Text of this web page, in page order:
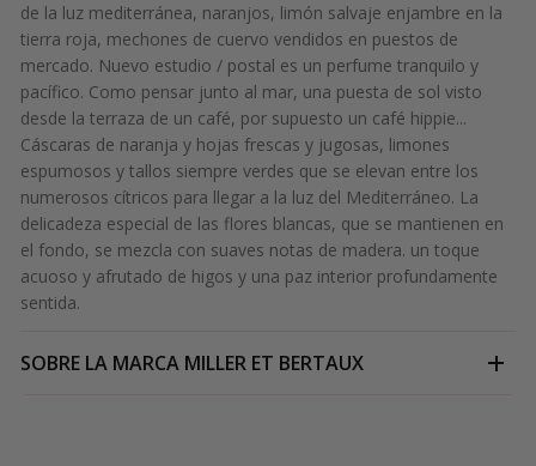
de la luz mediterránea, naranjos, limón salvaje enjambre en la
tierra roja, mechones de cuervo vendidos en puestos de
mercado. Nuevo estudio / postal es un perfume tranquilo y
pacífico. Como pensar junto al mar, una puesta de sol visto
desde la terraza de un café, por supuesto un café hippie...
Cáscaras de naranja y hojas frescas y jugosas, limones
espumosos y tallos siempre verdes que se elevan entre los
numerosos cítricos para llegar a la luz del Mediterráneo. La
delicadeza especial de las flores blancas, que se mantienen en
el fondo, se mezcla con suaves notas de madera. un toque
acuoso y afrutado de higos y una paz interior profundamente
sentida.
SOBRE LA MARCA MILLER ET BERTAUX